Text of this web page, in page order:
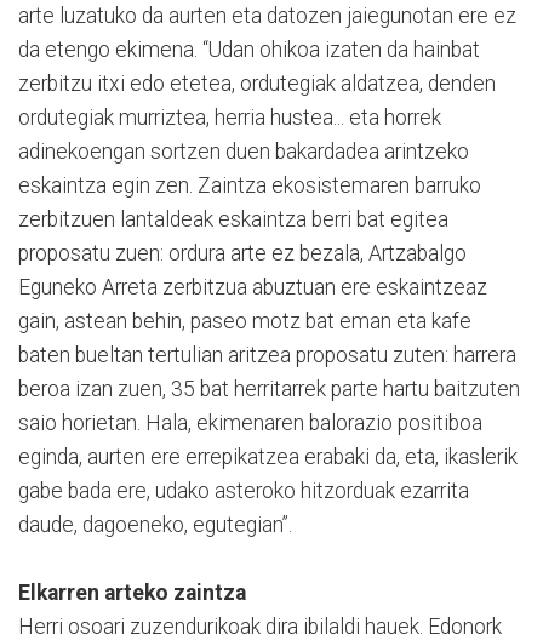
arte luzatuko da aurten eta datozen jaiegunotan ere ez
da etengo ekimena. “Udan ohikoa izaten da hainbat
zerbitzu itxi edo etetea, ordutegiak aldatzea, denden
ordutegiak murriztea, herria hustea... eta horrek
adinekoengan sortzen duen bakardadea arintzeko
eskaintza egin zen. Zaintza ekosistemaren barruko
zerbitzuen lantaldeak eskaintza berri bat egitea
proposatu zuen: ordura arte ez bezala, Artzabalgo
Eguneko Arreta zerbitzua abuztuan ere eskaintzeaz
gain, astean behin, paseo motz bat eman eta kafe
baten bueltan tertulian aritzea proposatu zuten: harrera
beroa izan zuen, 35 bat herritarrek parte hartu baitzuten
saio horietan. Hala, ekimenaren balorazio positiboa
eginda, aurten ere errepikatzea erabaki da, eta, ikaslerik
gabe bada ere, udako asteroko hitzorduak ezarrita
daude, dagoeneko, egutegian”.
Elkarren arteko zaintza
Herri osoari zuzendurikoak dira ibilaldi hauek. Edonork